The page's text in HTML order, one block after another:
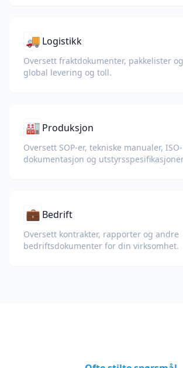
🚚 Logistikk
Oversett fraktdokumenter, pakkelister
global levering og toll.
🏭 Produksjon
Oversett SOP-er, tekniske manualer, ISO-
dokumentasjon og
💼 Bedrift
Oversett kontrakter, rapporter og andre
bedriftsdokumenter for din virksomhet.